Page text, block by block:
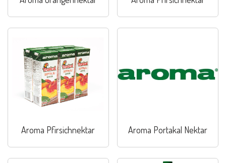
Aroma Pfirsichnektar Aroma Portakal Nektar